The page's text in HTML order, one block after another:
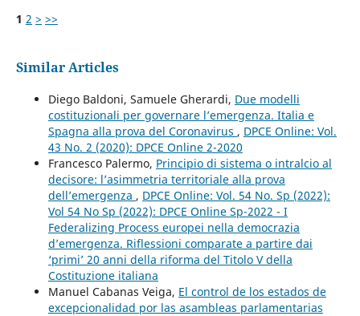
1 2 > >>
Similar Articles
Diego Baldoni, Samuele Gherardi, Due modelli
costituzionali per governare l’emergenza. Italia e
Spagna alla prova del Coronavirus , DPCE Online: Vol.
43 No. 2 (2020): DPCE Online 2-2020
Francesco Palermo, Principio di sistema o intralcio al
decisore: l’asimmetria territoriale alla prova
dell’emergenza , DPCE Online: Vol. 54 No. Sp (2022):
Vol 54 No Sp (2022): DPCE Online Sp-2022 - I
Federalizing Process europei nella democrazia
d’emergenza. Riflessioni comparate a partire dai
‘primi’ 20 anni della riforma del Titolo V della
Costituzione italiana
Manuel Cabanas Veiga, El control de los estados de
excepcionalidad por las asambleas parlamentarias